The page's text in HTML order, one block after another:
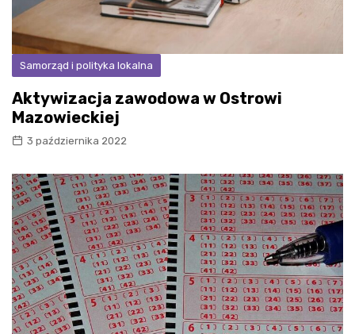
Samorząd i polityka lokalna
Aktywizacja zawodowa w Ostrowi
Mazowieckiej
3 października 2022